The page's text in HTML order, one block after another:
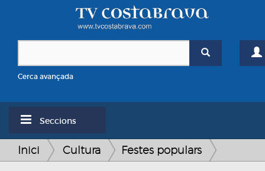
Cerca avançada
Seccions
Inici Cultura Festes populars